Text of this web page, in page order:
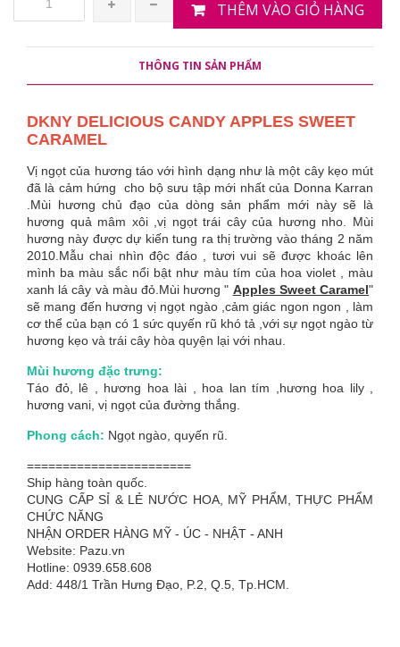
THÊM VÀO GIỎ HÀNG
THÔNG TIN SẢN PHẨM
DKNY DELICIOUS CANDY APPLES SWEET
CARAMEL
Vị ngọt của hương táo với hình dạng như là một cây kẹo mút
đã là cảm hứng cho bộ sưu tập mới nhất của Donna Karran
.Mùi hương chủ đạo của dòng sản phẩm mới này sẽ là
hương quả mâm xôi ,vị ngọt trái cây của hương nho. Mùi
hương này được dự kiến tung ra thị trường vào tháng 2 năm
2010.Mẫu chai nhìn độc đáo , tươi vui sẽ được khoác lên
mình ba màu sắc nổi bật như màu tím của hoa violet , màu
xanh lá cây và màu đỏ.Mùi hương " Apples Sweet Caramel"
sẽ mang đến hương vị ngọt ngào ,cảm giác ngon ngon , làm
cơ thể của bạn có 1 sức quyến rũ khó tả ,với sự ngọt ngào từ
hương kẹo và trái cây hòa quyện lại với nhau.
Mùi hương đặc trưng:
Táo đỏ, lê , hương hoa lài , hoa lan tím ,hương hoa lily ,
hương vani, vị ngọt của đường thắng.
Phong cách: Ngọt ngào, quyến rũ.
=======================
Ship hàng toàn quốc.
CUNG CẤP SỈ & LẺ NƯỚC HOA, MỸ PHẨM, THỰC PHẨM
CHỨC NĂNG
NHẬN ORDER HÀNG MỸ - ÚC - NHẬT - ANH
Website: Pazu.vn
Hotline: 0939.658.608
Add: 448/1 Trần Hưng Đạo, P.2, Q.5, Tp.HCM.